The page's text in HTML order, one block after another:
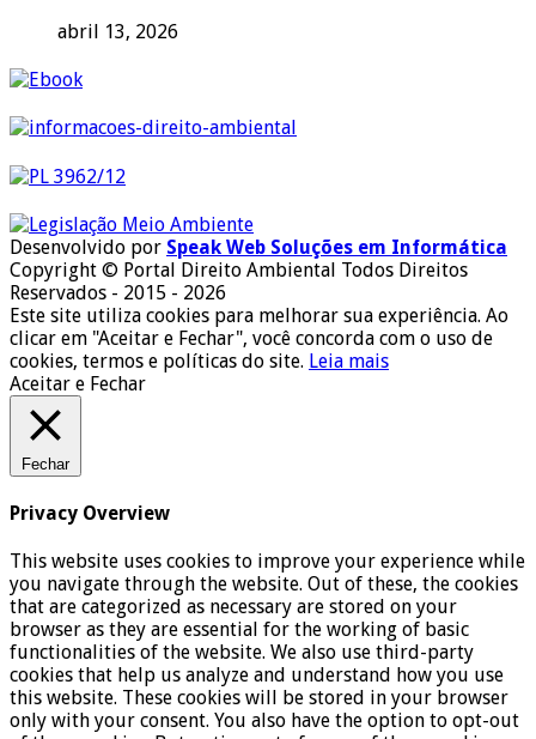
abril 13, 2026
Desenvolvido por Speak Web Soluções em Informática
Copyright © Portal Direito Ambiental Todos Direitos
Reservados - 2015 - 2026
Este site utiliza cookies para melhorar sua experiência. Ao
clicar em "Aceitar e Fechar", você concorda com o uso de
cookies, termos e políticas do site. Leia mais
Aceitar e Fechar
Fechar
Privacy Overview
This website uses cookies to improve your experience while
you navigate through the website. Out of these, the cookies
that are categorized as necessary are stored on your
browser as they are essential for the working of basic
functionalities of the website. We also use third-party
cookies that help us analyze and understand how you use
this website. These cookies will be stored in your browser
only with your consent. You also have the option to opt-out